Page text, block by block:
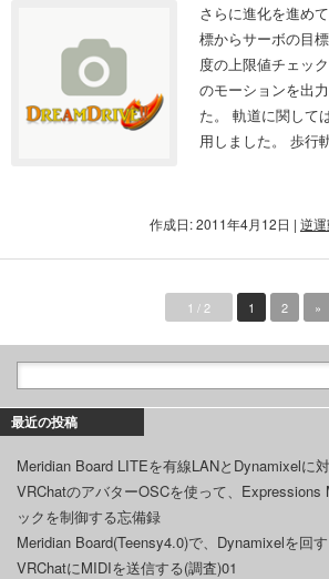
さらに進化を進め
標からサーボの目
度の上限値チェッ
のモーションを出
た。 軌道に関して
用しました。 歩行
作成日: 2011年4月12日 | 逆
1 / 2 1 2 »
最近の投稿
Meridian Board LITEを有線LANとDynamixelに
VRChatのアバターOSCを使って、Expressions
ックを制御する忘備録
Meridian Board(Teensy4.0)で、Dynamixelを回す
VRChatにMIDIを送信する(調査)01